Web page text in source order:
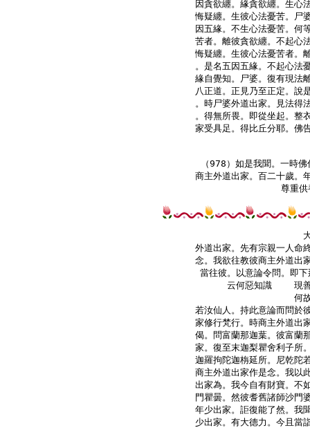
因貪欲纏。緣貪欲纏。生心
悔疑纏。生彼心法憂苦。尸
因五緣。不生心法憂苦。何
苦者。離彼貪欲纏。不起心
悔疑纏。生彼心法憂苦者。
。是名五因五緣。不起心法
緣自覺知。尸婆。復有現法
八正道。正見乃至正定。說
。時尸婆外道出家。見法得
。得無所畏。即從坐起。整
家受具足。得比丘分耶。佛
（978）如是我聞。一時
商主外道出家。百二十歲。
尊重供
外道出家。先有宗親一人命
念。我欲往教彼商主外道出
當往彼。以意論令問。即
云何惡知識    現
何
若汝仙人。持此意論而問於
家修行梵行。時商主外道出
偈。問富蘭那迦葉。彼富蘭
家。復至末迦梨瞿舍利子所
迦羅拘陀迦栴延所。尼乾陀
商主外道出家作是念。我以
出家為。我今自有財寶。不
門瞿曇。然彼耆舊諸師沙門
年少出家。詎復能了然。我
少出家。有大德力。今且當